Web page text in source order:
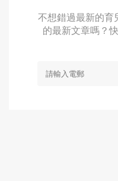
不想錯過最新的育
的最新文章嗎？